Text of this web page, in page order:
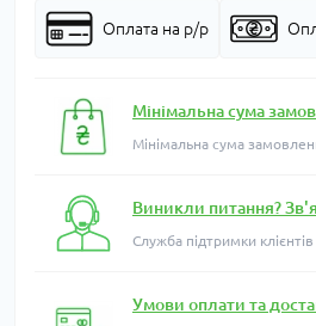
Оплата на р/р
Мінімальна сума
Мінімальна сума
Виникли питання?
Служба підтримки клієнтів
Умови оплати та